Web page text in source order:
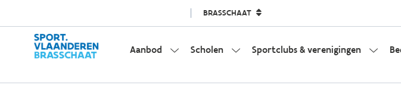
BRASSCHAAT
Aanbod Scholen Sportclubs & verenigingen